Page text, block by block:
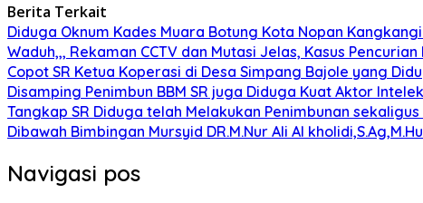
Berita Terkait
Diduga Oknum Kades Muara Botung Kota Nopan
Waduh,,, Rekaman CCTV dan Mutasi Jelas, Kasus
Copot SR Ketua Koperasi di Desa Simpang Bajole yang
Disamping Penimbun BBM SR juga Diduga Kuat Aktor
Tangkap SR Diduga telah Melakukan Penimbunan
Dibawah Bimbingan Mursyid DR.M.Nur Ali Al
Navigasi pos